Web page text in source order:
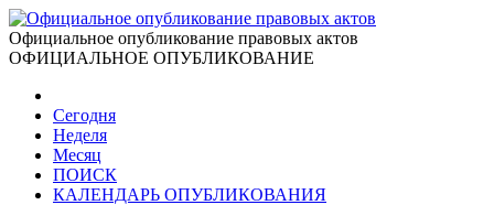
Официальное опубликование правовых актов
ОФИЦИАЛЬНОЕ ОПУБЛИКОВАНИЕ
Сегодня
Неделя
Месяц
ПОИСК
КАЛЕНДАРЬ ОПУБЛИКОВАНИЯ